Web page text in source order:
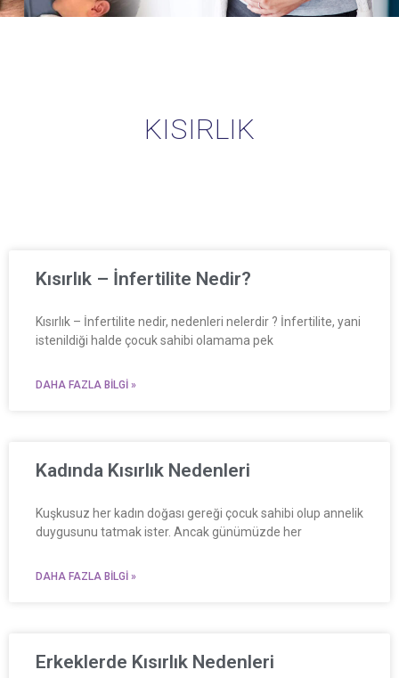
KISIRLIK
Kısırlık – İnfertilite Nedir?
Kısırlık – İnfertilite nedir, nedenleri nelerdir ? İnfertilite, yani
istenildiği halde çocuk sahibi olamama pek
DAHA FAZLA BILGI »
Kadında Kısırlık Nedenleri
Kuşkusuz her kadın doğası gereği çocuk sahibi olup annelik
duygusunu tatmak ister. Ancak günümüzde her
DAHA FAZLA BILGI »
Erkeklerde Kısırlık Nedenleri